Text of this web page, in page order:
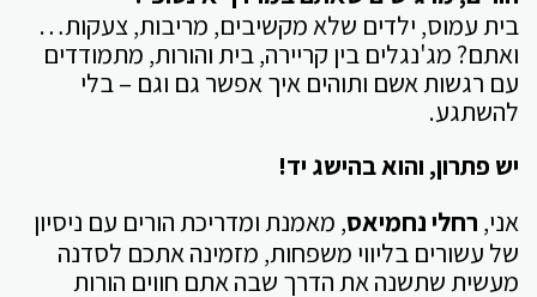
בית עמוס, ילדים שלא מקשיבים, מריבות, צעקות…
ואתם? מג'נגלים בין קריירה, בית והורות, מתמודדים
עם רגשות אשם ותוהים איך אפשר גם וגם – בלי
להשתגע.
יש פתרון, והוא בהישג יד!
אני, רחלי נחמיאס, מאמנת ומדריכת הורים עם ניסיון
של עשורים בליווי משפחות, מזמינה אתכם לסדנה
מעשית שתשנה את הדרך שבה אתם חווים הורות